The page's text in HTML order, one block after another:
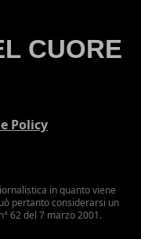
Policy
in quanto viene
pertanto considerarsi un
62 del 7 marzo 2001.